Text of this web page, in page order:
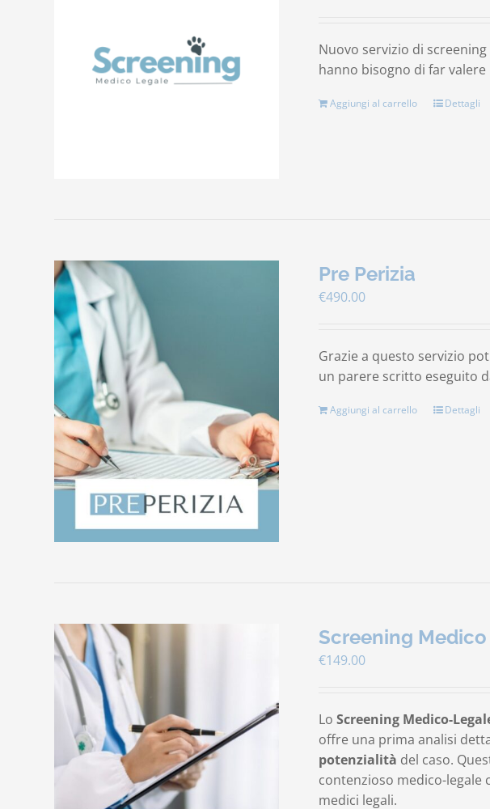
Nuovo servizio di
hanno bisogno di far
Aggiungi al carrello Dettagli
Pre Perizia
€490.00
Grazie a questo servizio
un parere scritto eseguito
Aggiungi al carrello Dettagli
Screening
€149.00
Lo Screening Medico-
offre una prima analisi
potenzialità del caso.
contenzioso medico-legale
medici legali.